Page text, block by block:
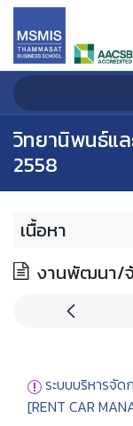
Skip to Content
วิทยานิพนธ์แ
2558
เนื้อหา
งานพัฒนา/จั
ระบบบริหารจัด
[RENT CAR